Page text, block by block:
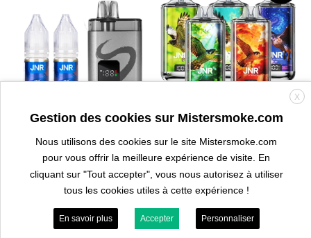
Puff 32k Infinity X JNR Mixed
Berries (Fruits rouges) – 2%
nicotine
26,90€ Le
prix
15,90€
Pack JNR 40K Nexus 2% – Lot
de 5 puffs pas cher – 4+1
OFFERTE
89,50€ Le
prix
71,60
X
Gestion des cookies sur Mistersmoke.com
Nous utilisons des cookies sur le site Mistersmoke.com
pour vous offrir la meilleure expérience de visite. En
cliquant sur "Tout accepter", vous nous autorisez à utiliser
tous les cookies utiles à cette expérience !
En savoir plus Accepter Personnaliser